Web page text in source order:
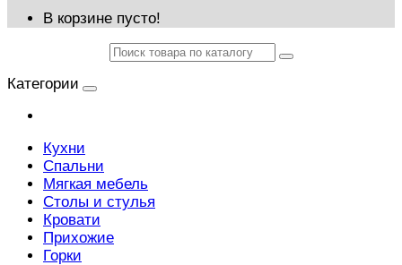
В корзине пусто!
Категории
Кухни
Спальни
Мягкая мебель
Столы и стулья
Кровати
Прихожие
Горки